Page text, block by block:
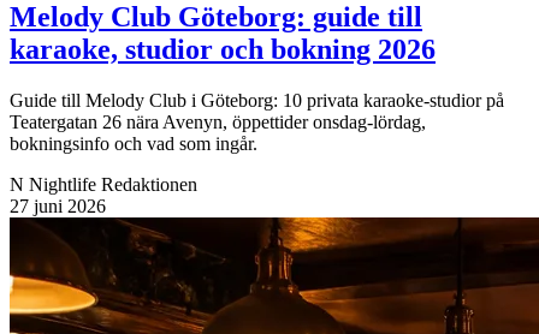
Melody Club Göteborg: guide till
karaoke, studior och bokning 2026
Guide till Melody Club i Göteborg: 10 privata karaoke-studior på
Teatergatan 26 nära Avenyn, öppettider onsdag-lördag,
bokningsinfo och vad som ingår.
N Nightlife Redaktionen
27 juni 2026